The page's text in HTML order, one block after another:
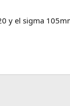
y el sigma